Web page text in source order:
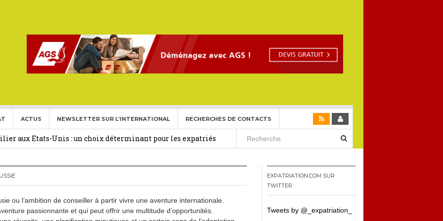
ACTUS NEWSLETTER SUR L’INTERNATIONAL RECHERCHES DE CONTACTS
aux Etats Unis pour l’année 2026-2027. 27 février 2026
aux Etats-Unis : un choix déterminant pour les expatriés
Expatriés
Card)
ou l’ambition de conseiller à partir vivre une aventure internationale.
passionnante et qui peut offrir une multitude d’opportunités.
EXPATRIATION.COM SUR
TWITTER
Tweets by @_expatriation_